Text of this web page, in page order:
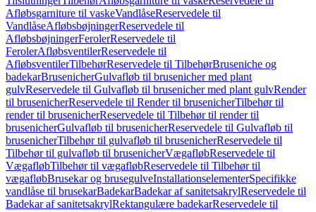
Afløbsgarniture til vaskeVandlåseReservedele til
VandlåseAfløbsbøjningerReservedele til
AfløbsbøjningerFerolerReservedele til
FerolerAfløbsventilerReservedele til
AfløbsventilerTilbehørReservedele til TilbehørBruseniche og
badekarBrusenicherGulvafløb til brusenicher med plant
gulvReservedele til Gulvafløb til brusenicher med plant gulvRender
til brusenicherReservedele til Render til brusenicherTilbehør til
render til brusenicherReservedele til Tilbehør til render til
brusenicherGulvafløb til brusenicherReservedele til Gulvafløb til
brusenicherTilbehør til gulvafløb til brusenicherReservedele til
Tilbehør til gulvafløb til brusenicherVægafløbReservedele til
VægafløbTilbehør til vægafløbReservedele til Tilbehør til
vægafløbBrusekar og brusegulveInstallationselementerSpecifikke
vandlåse til brusekarBadekarBadekar af sanitetsakrylReservedele til
Badekar af sanitetsakrylRektangulære badekarReservedele til